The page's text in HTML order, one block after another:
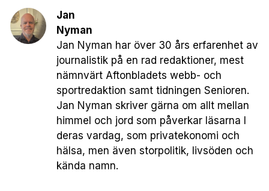
Jan
Nyman
Jan Nyman har över 30 års erfarenhet av
journalistik på en rad redaktioner, mest
nämnvärt Aftonbladets webb- och
sportredaktion samt tidningen Senioren.
Jan Nyman skriver gärna om allt mellan
himmel och jord som påverkar läsarna I
deras vardag, som privatekonomi och
hälsa, men även storpolitik, livsöden och
kända namn.